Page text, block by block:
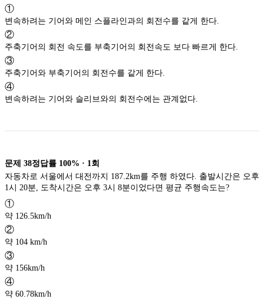
①
변속하려는 기어와 메인 스플라인과의 회전수를 같게 한다.
②
주축기어의 회전 속도를 부축기어의 회전속도 보다 빠르게 한다.
③
주축기어와 부축기어의 회전수를 같게 한다.
④
변속하려는 기어와 슬리브와의 회전수에는 관계없다.
문제 38정답률 100% · 1 회
자동차로 서울에서 대전까지 187.2km를 주행 하였다. 출발시간은 오후
①
약 126.5km/h
②
약 104 km/h
③
약 156km/h
④
약 60.78km/h